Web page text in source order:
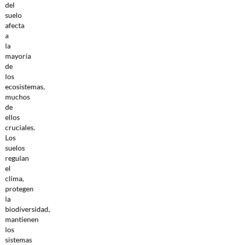
del
suelo
afecta
a
la
mayoría
de
los
ecosistemas,
muchos
de
ellos
cruciales.
Los
suelos
regulan
el
clima,
protegen
la
biodiversidad,
mantienen
los
sistemas